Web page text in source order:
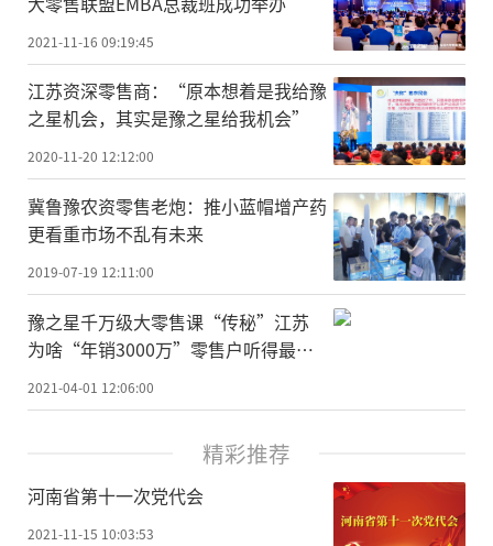
2021-11-16 09:19:45
江苏资深零售商：“原本想着是我给豫
之星机会，其实是豫之星给我机会”
2020-11-20 12:12:00
冀鲁豫农资零售老炮：推小蓝帽增产药
更看重市场不乱有未来
2019-07-19 12:11:00
豫之星千万级大零售课“传秘”江苏
为啥“年销3000万”零售户听得最认
真？
2021-04-01 12:06:00
精彩推荐
河南省第十一次党代会
2021-11-15 10:03:53